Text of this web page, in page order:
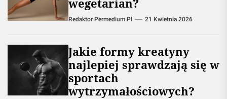
Redaktor Permedium.pl 21 Kwietnia 2026
Jakie formy kreatyny
najlepiej sprawdzają się w
sportach
wytrzymałościowych?